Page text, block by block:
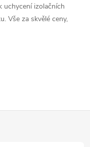
uchycení izolačních
Vše za skvělé ceny,